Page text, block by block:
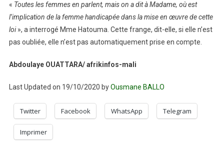
« Toutes les femmes en parlent, mais on a dit à Madame, où est
l’implication de la femme handicapée dans la mise en œuvre de cette
loi», a interrogé Mme Hatouma. Cette frange, dit-elle, si elle n’est
pas oubliée, elle n’est pas automatiquement prise en compte.
Abdoulaye OUATTARA/ afrikinfos-mali
Last Updated on 19/10/2020 byOusmane BALLO
Twitter Facebook WhatsApp Telegram
Imprimer